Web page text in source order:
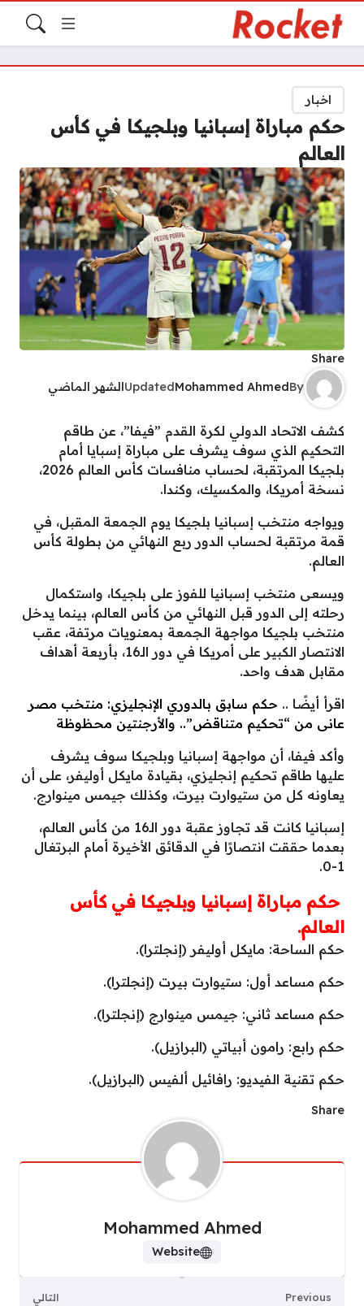
اخبار
حكم مباراة إسبانيا وبلجيكا في كأس
العالم
Share
By
Mohammed Ahmed
Updatedالشهر الماضي
كشف الاتحاد الدولي لكرة القدم ”فيفا”، عن طاقم
التحكيم الذي سوف يشرف على مباراة إسبايا أمام
بلجيكا المرتقبة، لحساب منافسات كأس العالم 2026،
نسخة أمريكا، والمكسيك، وكندا.
ويواجه منتخب إسبانيا بلجيكا يوم الجمعة المقبل، في
قمة مرتقبة لحساب الدور ربع النهائي من بطولة كأس
العالم.
ويسعى منتخب إسبانيا للفوز على بلجيكا، واستكمال
رحلته إلى الدور قبل النهائي من كأس العالم، بينما يدخل
منتخب بلجيكا مواجهة الجمعة بمعنويات مرتفة، عقب
الانتصار الكبير على أمريكا في دور الـ16، بأربعة أهداف
مقابل هدف واحد.
اقرأ أيضًا .. حكم سابق بالدوري الإنجليزي: منتخب مصر
عانى من “تحكيم متناقض”.. والأرجنتين محظوظة
وأكد فيفا، أن مواجهة إسبانيا وبلجيكا سوف يشرف
عليها طاقم تحكيم إنجليزي، بقيادة مايكل أوليفر، على أن
يعاونه كل من ستيوارت بيرت، وكذلك جيمس مينوارج.
إسبانيا كانت قد تجاوز عقبة دور الـ16 من كأس العالم،
بعدما حققت انتصارًا في الدقائق الأخيرة أمام البرتغال
1-0.
حكم مباراة إسبانيا وبلجيكا في كأس
العالم.
حكم الساحة: مايكل أوليفر (إنجلترا).
حكم مساعد أول: ستيوارت بيرت (إنجلترا).
حكم مساعد ثاني: جيمس مينوارج (إنجلترا).
حكم رابع: رامون أبياتي (البرازيل).
حكم تقنية الفيديو: رافائيل ألفيس (البرازيل).
Share
Mohammed Ahmed
Website
Previous التالي